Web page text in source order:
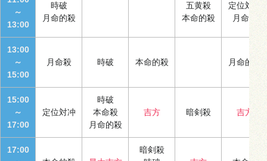
～
13:00
時破
月命的殺
五黄殺
本命的殺
定位対冲
月命殺
13:00
～
15:00
月命殺 時破 本命的殺 月命的殺
15:00
～
17:00
定位対冲
時破
本命殺
月命的殺
吉方 暗剣殺 吉方
17:00
暗剣殺